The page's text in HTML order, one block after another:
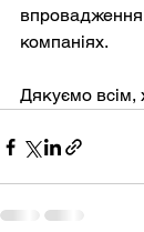
впровадження
компаніях.
Дякуємо всім,